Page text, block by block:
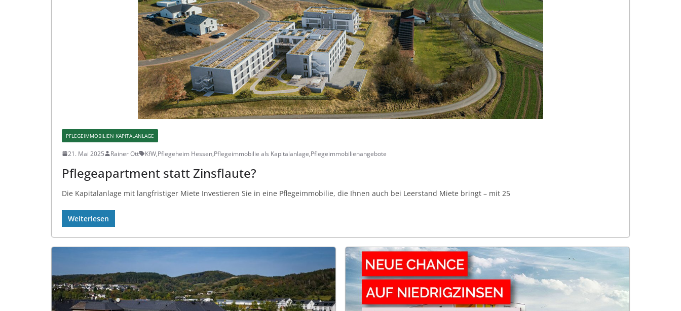
PFLEGEIMMOBILIEN KAPITALANLAGE
21. Mai 2025 Rainer Ott KfW,Pflegeheim Hessen,Pflegeimmobilie als Kapitalanlage,Pflegeimmobilienangebote
Pflegeapartment statt Zinsflaute?
Die Kapitalanlage mit langfristiger Miete Investieren Sie in eine Pflegeimmobilie, die Ihnen auch bei Leerstand Miete bringt – mit 25
Weiterlesen